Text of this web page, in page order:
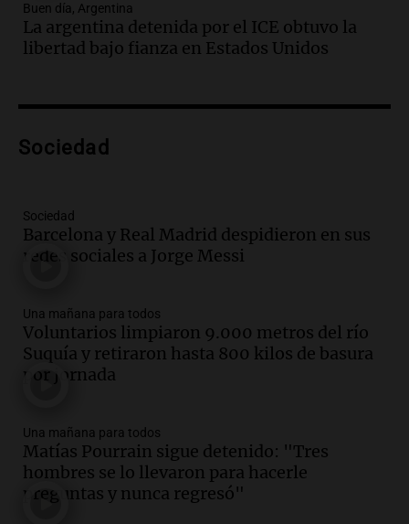
Audio.El abuelo de Agostina Vega, tras
las nuevas detenciones: "En esa casa
todos tenían algo que ver"
del desayuno ideal: qué alimentos
Episodios
Audio.Murió Jorge Messi
Audio.Mateo, a los 25 años, lucha
contra el tiempo: necesita un trasplante
para poder seguir viviend
Episodios
Audio.Estiman que la inflación nacional
de julio será menor al 2,9% registrado
en CABA
Buen día, Argentina
La argentina detenida por el ICE obtuvo la
libertad bajo fianza en Estados Unidos
Sociedad
Sociedad
Barcelona y Real Madrid despidieron en sus
redes sociales a Jorge Messi
Una mañana para todos
Voluntarios limpiaron 9.000 metros del río
Suquía y retiraron hasta 800 kilos de basura
por jornada
Una mañana para todos
Matías Pourrain sigue detenido: "Tres
hombres se lo llevaron para hacerle
preguntas y nunca regresó"